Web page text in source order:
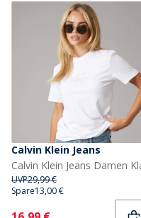
Calvin Klein Jeans
UVP29,99 €
Spare13,00 €